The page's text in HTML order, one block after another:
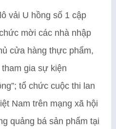
vải U hồng số 1 cập
mời các nhà nhập
cửa hàng thực phẩm,
gia sự kiện
tổ chức cuộc thi lan
Nam trên mạng xã hội
quảng bá sản phẩm tại